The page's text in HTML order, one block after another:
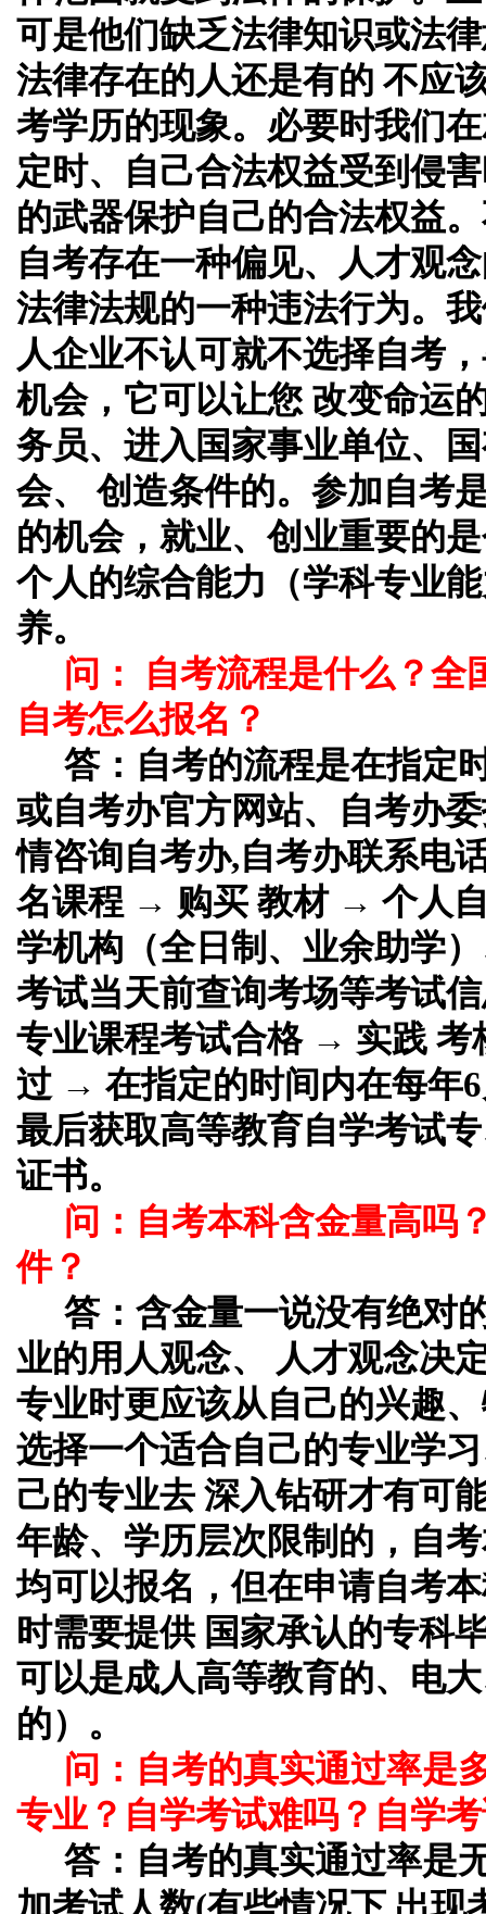
可是他们缺乏法律知识或法
法律存在的人还是有的 不应
考学历的现象。必要时我们
定时、自己合法权益受到侵
的武器保护自己的合法权益
自考存在一种偏见、人才观
法律法规的一种违法行为。
人企业不认可就不选择自考
机会，它可以让您 改变命运
务员、进入国家事业单位、
会、 创造条件的。参加自考
的机会，就业、创业重要的
个人的综合能力（学科专业
养。
问： 自考流程是什么？全
自考怎么报名？
答： 自考的流程是在指定
或自考办官方网站、自考办
情咨询自考办,自考办联系电
名课程 → 购买 教材 → 个人
学机构（全日制、业余助学
考试当天前查询考场等考试
专业课程考试合格 → 实践
过 → 在指定的时间内在每年
最后获取高等教育自学考试
证书。
问：自考本科含金量高吗
件？
答： 含金量一说没有绝对
业的用人观念、 人才观念决
专业时更应该从自己的兴趣
选择一个适合自己的专业学
己的专业去 深入钻研才有可
年龄、学历层次限制的，自
均可以报名，但在申请自考
时需要提供 国家承认的专科
可以是成人高等教育的、电
的）。
问：自考的真实通过率是
专业？自学考试难吗？自学
答：自考的真实通过率是
加考试人数(有些情况下 出现